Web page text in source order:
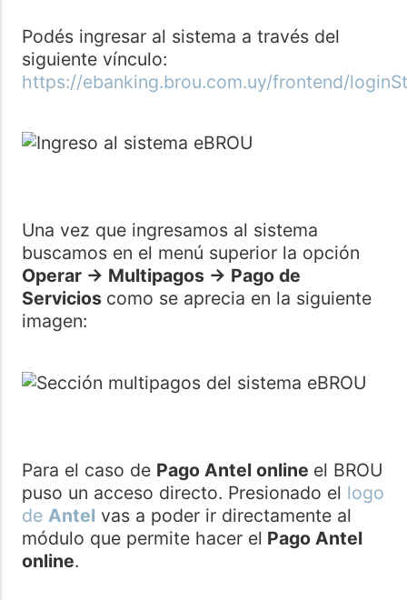
Podés ingresar al sistema a través del
siguiente vínculo:
https://ebanking.brou.com.uy/frontend/
Una vez que ingresamos al sistema
buscamos en el menú superior la opción
Operar -> Multipagos -> Pago de
Servicios como se aprecia en la siguiente
imagen:
Para el caso de Pago Antel online el BROU
puso un acceso directo. Presionado el logo
de Antel vas a poder ir directamente al
módulo que permite hacer el Pago Antel
online.